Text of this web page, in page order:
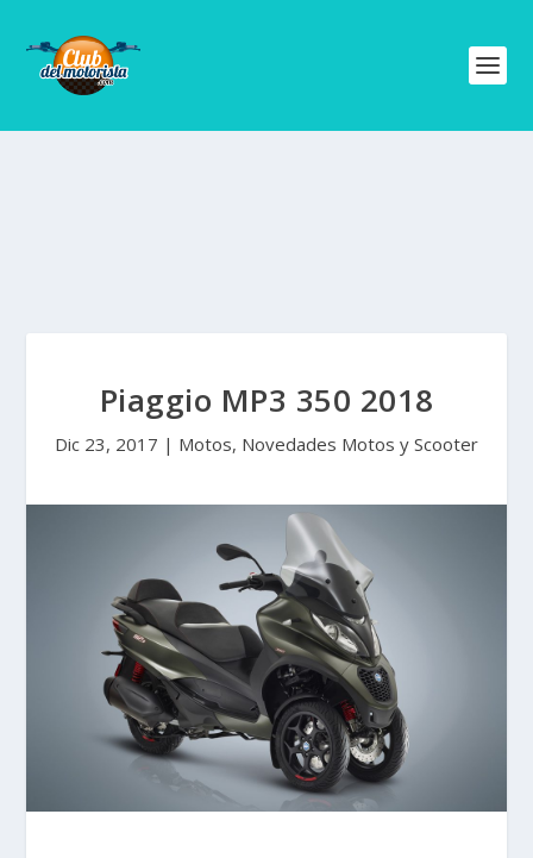
Piaggio MP3 350 2018
Dic 23, 2017 | Motos, Novedades Motos y Scooter